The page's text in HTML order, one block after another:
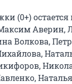
(0+)
Аверин,
Волкова,